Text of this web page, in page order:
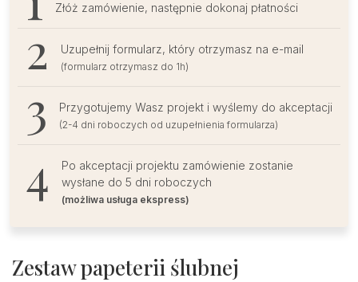
Złóż zamówienie, następnie dokonaj płatności
Uzupełnij formularz, który otrzymasz na e-mail
(formularz otrzymasz do 1h)
Przygotujemy Wasz projekt i wyślemy do akceptacji
(2-4 dni roboczych od uzupełnienia formularza)
Po akceptacji projektu zamówienie zostanie
wysłane do 5 dni roboczych
(możliwa usługa ekspress)
Zestaw papeterii ślubnej